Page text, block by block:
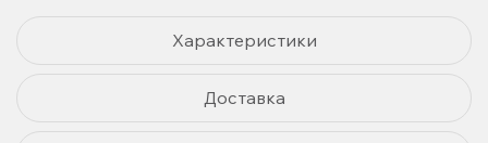
Характеристики
Доставка